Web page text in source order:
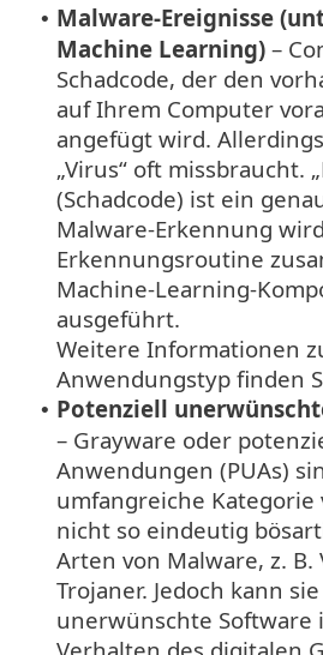
• Malware-Ereignisse
Machine Learning) –
Schadcode, der den
auf Ihrem Computer
angefügt wird.
„Virus“ oft missbraucht.
(Schadcode) ist ein
Malware-Erkennung
Erkennungsroutine
Machine-Learning-
ausgeführt.
Weitere Informationen
Anwendungstyp finden
• Potenziell
– Grayware oder
Anwendungen (PUAs)
umfangreiche Kategorie
nicht so eindeutig
Arten von Malware, z. B.
Trojaner. Jedoch kann
unerwünschte Software